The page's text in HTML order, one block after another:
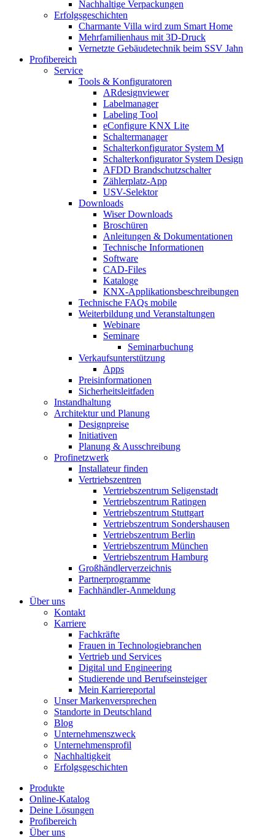
Nachhaltige Verpackungen
Erfolgsgeschichten
Charmante Villa wird zum Smart Home
Mehrfamilienhaus mit 3D-Druck
Vernetzte Gebäudetechnik beim SSV Jahn
Profibereich
Service
Tools & Konfiguratoren
ARdesignviewer
Labelmanager
Labeling Tool
eConfigure KNX Lite
Schaltermanager
Schalterkonfigurator System M
Schalterkonfigurator System Design
AFDD Brandschutzschalter
Zählerplatz-App
USV-Selektor
Downloads
Wiser Downloads
Broschüren
Anleitungen & Dokumentationen
Technische Informationen
Software
CAD-Files
Kataloge
KNX-Applikationsbeschreibungen
Technische FAQs mobile
Weiterbildung und Veranstaltungen
Webinare
Seminare
Seminarbuchung
Verkaufsunterstützung
Apps
Preisinformationen
Sicherheitsleitfaden
Instandhaltung
Architektur und Planung
Designpreise
Initiativen
Planung & Ausschreibung
Profinetzwerk
Installateur finden
Vertriebszentren
Vertriebszentrum Seligenstadt
Vertriebszentrum Ratingen
Vertriebszentrum Stuttgart
Vertriebszentrum Sondershausen
Vertriebszentrum Berlin
Vertriebszentrum München
Vertriebszentrum Hamburg
Großhändlerverzeichnis
Partnerprogramme
Fachhändler-Anmeldung
Über uns
Kontakt
Karriere
Fachkräfte
Frauen in Technologiebranchen
Vertrieb und Services
Digital und Engineering
Studierende und Berufseinsteiger
Mein Karriereportal
Unser Markenversprechen
Standorte in Deutschland
Blog
Unternehmenszweck
Unternehmensprofil
Nachhaltigkeit
Erfolgsgeschichten
Produkte
Online-Katalog
Deine Lösungen
Profibereich
Über uns